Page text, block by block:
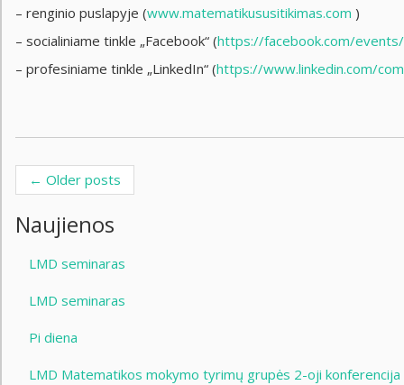
– renginio puslapyje (www.matematikususitikimas.com )
– socialiniame tinkle „Facebook“ (https://facebook.com/
– profesiniame tinkle „LinkedIn“ (https://www.linkedin.com/
Post navigation
← Older posts
Naujienos
LMD seminaras
LMD seminaras
Pi diena
LMD Matematikos mokymo tyrimų grupės 2-oji konferencija